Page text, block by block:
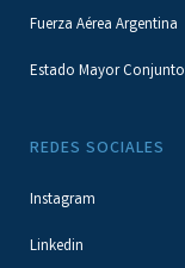
Fuerza Aérea Argentina
Estado Mayor Conjunto
REDES SOCIALES
Instagram
Linkedin